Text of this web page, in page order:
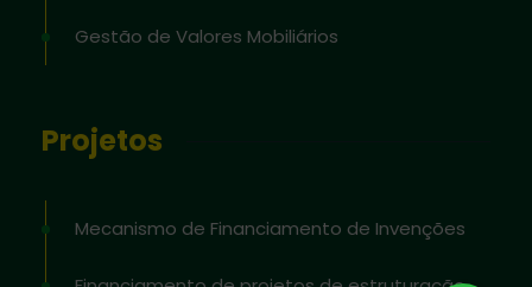
Gestão de Valores Mobiliários
Projetos
Mecanismo de Financiamento de Invenções